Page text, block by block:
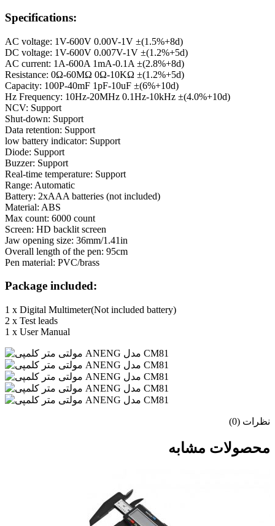
Specifications:
AC voltage: 1V-600V 0.00V-1V ±(1.5%+8d)
DC voltage: 1V-600V 0.007V-1V ±(1.2%+5d)
AC current: 1A-600A 1mA-0.1A ±(2.8%+8d)
Resistance: 0Ω-60MΩ 0Ω-10KΩ ±(1.2%+5d)
Capacity: 100P-40mF 1pF-10uF ±(6%+10d)
Hz Frequency: 10Hz-20MHz 0.1Hz-10kHz ±(4.0%+10d)
NCV: Support
Shut-down: Support
Data retention: Support
low battery indicator: Support
Diode: Support
Buzzer: Support
Real-time temperature: Support
Range: Automatic
Battery: 2xAAA batteries (not included)
Material: ABS
Max count: 6000 count
Screen: HD backlit screen
Jaw opening size: 36mm/1.41in
Overall length of the pen: 95cm
Pen material: PVC/brass
Package included:
1 x Digital Multimeter(Not included battery)
2 x Test leads
1 x User Manual
نظرات (0)
محصولات مشابه